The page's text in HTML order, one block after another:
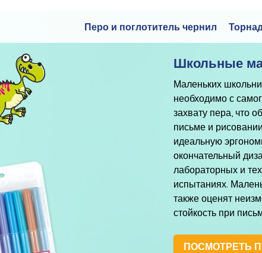
Перо и поглотитель чернил
Школьные
Маленьких
необходимо с
захвату пера, что
письме и
идеальную
окончательный
лабораторных и
испытаниях.
также оценят
стойкость при
ПОСМОТРЕТЬ